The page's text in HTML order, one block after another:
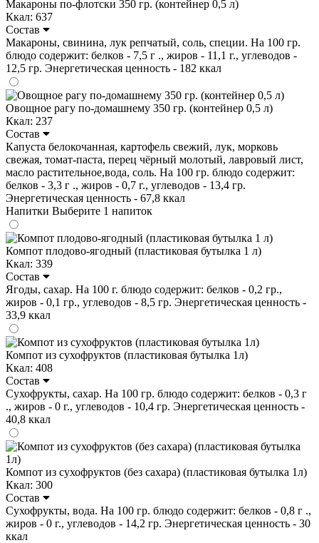
Макароны по-флотски 350 гр. (контейнер 0,5 л)
Ккал: 637
Состав
Макароны, свинина, лук репчатый, соль, специи. На 100 гр.
блюдо содержит: белков - 7,5 г ., жиров - 11,1 г., углеводов -
12,5 гр. Энергетическая ценность - 182 ккал
Овощное рагу по-домашнему 350 гр. (контейнер 0,5 л)
Ккал: 237
Состав
Капуста белокочанная, картофель свежий, лук, морковь
свежая, томат-паста, перец чёрный молотый, лавровый лист,
масло растительное,вода, соль. На 100 гр. блюдо содержит:
белков - 3,3 г ., жиров - 0,7 г., углеводов - 13,4 гр.
Энергетическая ценность - 67,8 ккал
Напитки Выберите 1 напиток
Компот плодово-ягодный (пластиковая бутылка 1 л)
Ккал: 339
Состав
Ягоды, сахар. На 100 г. блюдо содержит: белков - 0,2 гр.,
жиров - 0,1 гр., углеводов - 8,5 гр. Энергетическая ценность -
33,9 ккал
Компот из сухофруктов (пластиковая бутылка 1л)
Ккал: 408
Состав
Сухофрукты, сахар. На 100 гр. блюдо содержит: белков - 0,3 г
., жиров - 0 г., углеводов - 10,4 гр. Энергетическая ценность -
40,8 ккал
Компот из сухофруктов (без сахара) (пластиковая бутылка 1л)
Ккал: 300
Состав
Сухофрукты, вода. На 100 гр. блюдо содержит: белков - 0,8 г .,
жиров - 0 г., углеводов - 14,2 гр. Энергетическая ценность - 30
ккал